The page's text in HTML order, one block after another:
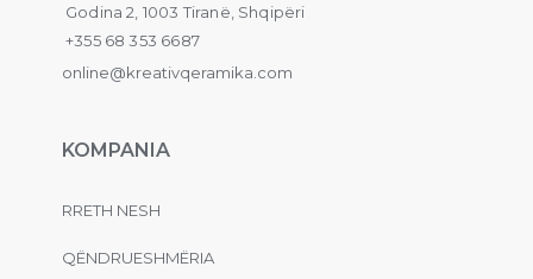
Godina 2, 1003 Tiranë, Shqipëri
+355 68 353 6687
online@kreativqeramika.com
KOMPANIA
RRETH NESH
QËNDRUESHMËRIA